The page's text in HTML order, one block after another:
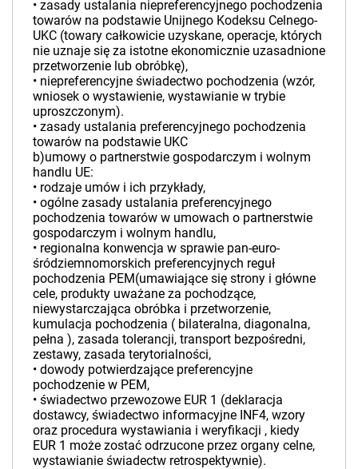
• zasady ustalania niepreferencyjnego pochodzenia
towarów na podstawie Unijnego Kodeksu Celnego-
UKC (towary całkowicie uzyskane, operacje, których
nie uznaje się za istotne ekonomicznie uzasadnione
przetworzenie lub obróbkę),
• niepreferencyjne świadectwo pochodzenia (wzór,
wniosek o wystawienie, wystawianie w trybie
uproszczonym).
• zasady ustalania preferencyjnego pochodzenia
towarów na podstawie UKC
b)umowy o partnerstwie gospodarczym i wolnym
handlu UE:
• rodzaje umów i ich przykłady,
• ogólne zasady ustalania preferencyjnego
pochodzenia towarów w umowach o partnerstwie
gospodarczym i wolnym handlu,
• regionalna konwencja w sprawie pan-euro-
śródziemnomorskich preferencyjnych reguł
pochodzenia PEM(umawiające się strony i główne
cele, produkty uważane za pochodzące,
niewystarczająca obróbka i przetworzenie,
kumulacja pochodzenia ( bilateralna, diagonalna,
pełna ), zasada tolerancji, transport bezpośredni,
zestawy, zasada terytorialności,
• dowody potwierdzające preferencyjne
pochodzenie w PEM,
• świadectwo przewozowe EUR 1 (deklaracja
dostawcy, świadectwo informacyjne INF4, wzory
oraz procedura wystawiania i weryfikacji , kiedy
EUR 1 może zostać odrzucone przez organy celne,
wystawianie świadectw retrospektywnie).